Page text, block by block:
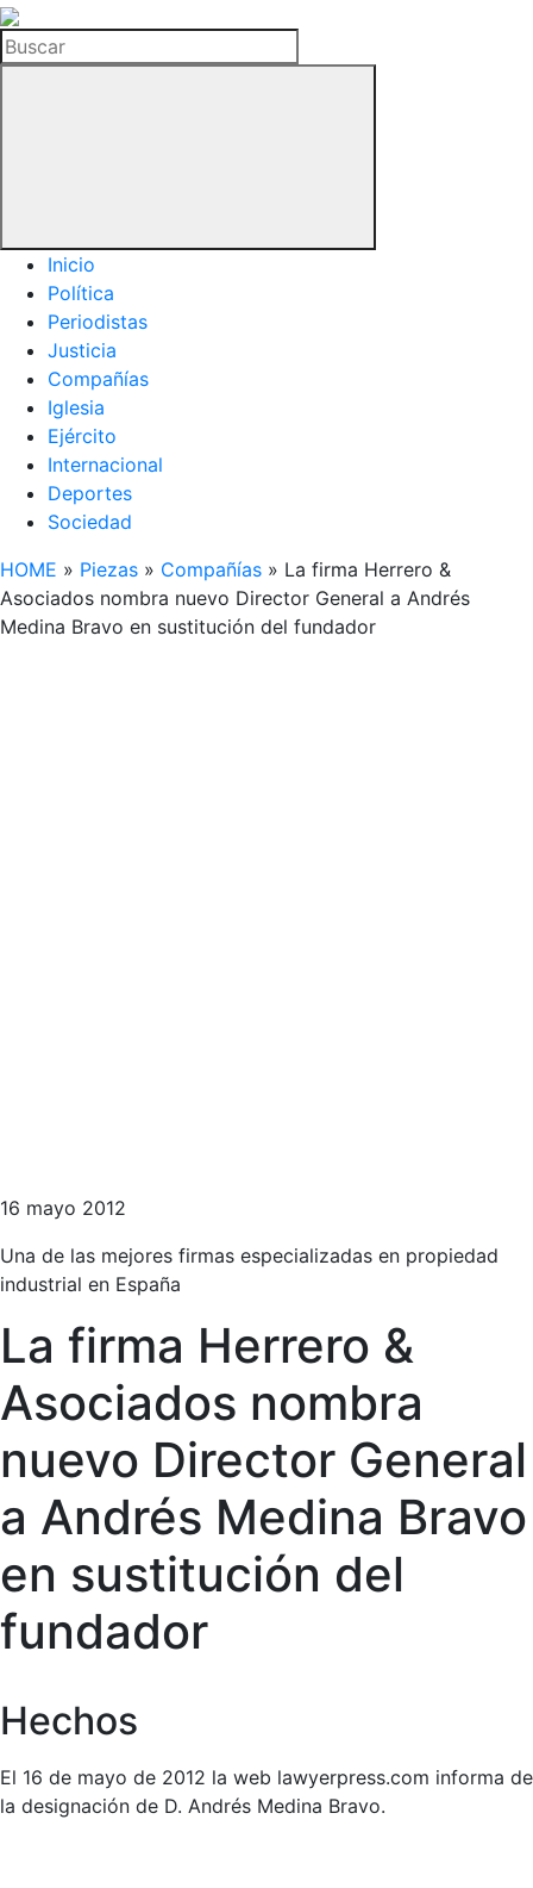
La
Hemeroteca
del
Buscar
Inicio
Política
Periodistas
Justicia
Compañías
Iglesia
Ejército
Internacional
Deportes
Sociedad
HOME » Piezas » Compañías » La firma Herrero &
Asociados nombra nuevo Director General a Andrés
Medina Bravo en sustitución del fundador
16 mayo 2012
Una de las mejores firmas especializadas en propiedad
industrial en España
La firma Herrero &
Asociados nombra
nuevo Director General
a Andrés Medina Bravo
en sustitución del
fundador
Hechos
El 16 de mayo de 2012 la web lawyerpress.com informa de
la designación de D. Andrés Medina Bravo.